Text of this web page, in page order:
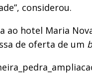
considerou.
ao hotel Maria
de oferta de um